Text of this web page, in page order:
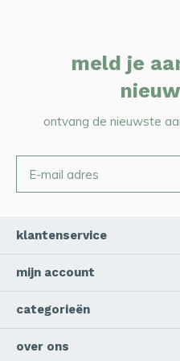
meld je
ontvang de nieuwste
klantenservice
mijn account
categorieën
over ons